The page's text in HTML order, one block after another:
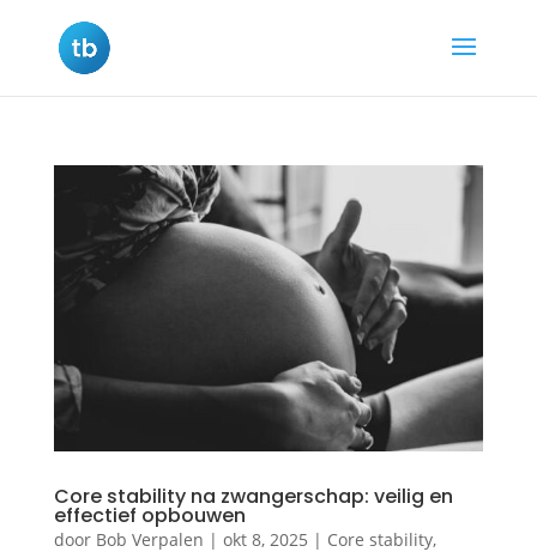
Core stability na zwangerschap: veilig en
effectief opbouwen
door Bob Verpalen | okt 8, 2025 | Core stability,